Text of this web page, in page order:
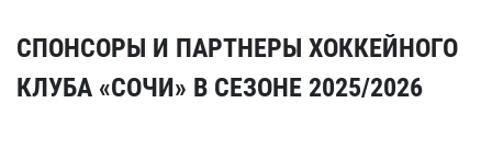
СПОНСОРЫ И ПАРТНЕРЫ ХОККЕЙНОГО
КЛУБА «СОЧИ» В СЕЗОНЕ 2025/2026